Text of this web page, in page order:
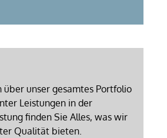
über unser gesamtes Portfolio
Leistungen in der
finden Sie Alles, was wir
Qualität bieten.